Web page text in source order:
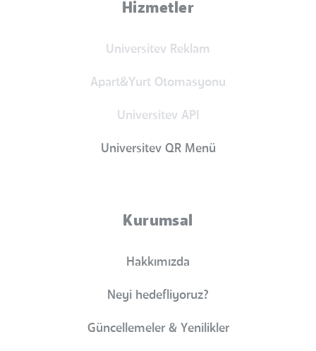
Hizmetler
Universitev Reklam
Apart&Yurt Otomasyonu
Universitev API
Universitev QR Menü
Kurumsal
Hakkımızda
Neyi hedefliyoruz?
Güncellemeler & Yenilikler